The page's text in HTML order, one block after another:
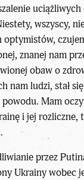
wszyscy,
optymistów,
znanej nam
obaw o
nam ludzi, stał
powodu. Mam
i jej rozliczne,
przez
Ukrainy wobec